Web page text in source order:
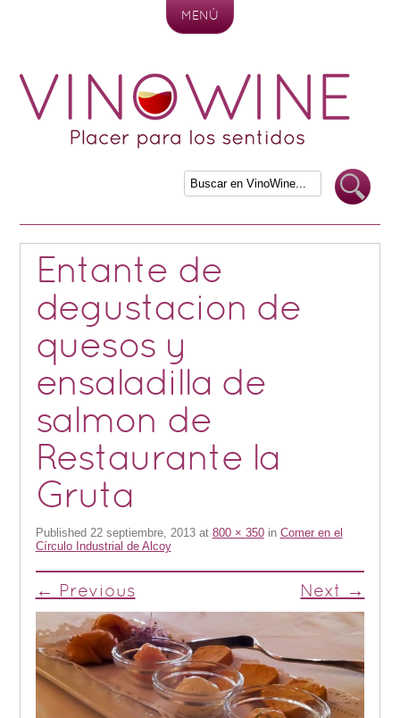
MENÚ
Entante de
degustacion de
quesos y
ensaladilla de
salmon de
Restaurante la
Gruta
Published 22 septiembre, 2013at 800 × 350in Comer en el
Círculo Industrial de Alcoy
← Previous Next →